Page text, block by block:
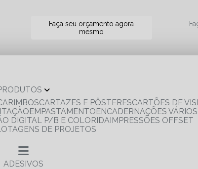
Faça seu orçamento agora
mesmo
PRODUTOS
CARIMBOS CARTAZES E PÔSTERES CARTÕES DE
EMPASTAMENTO
ENCADERNAÇÕES
DIGITAL P/B E COLORIDA IMPRESSÕES OFFSET
DE PROJETOS
ADESIVOS